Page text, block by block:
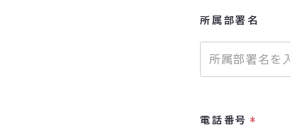
所属部署名
電話番号 *